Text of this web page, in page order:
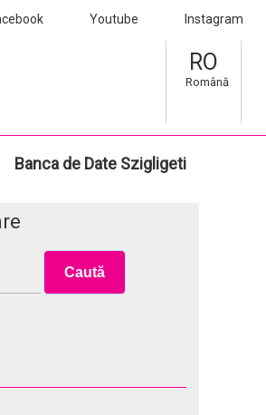
Youtube Instagram
RO
Română
Banca de Date Szigligeti